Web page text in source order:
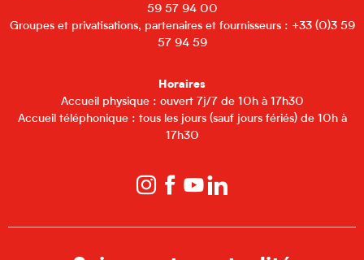
59 57 94 00
Groupes et privatisations, partenaires et fournisseurs : +33 (0)3 59
57 94 59
Horaires
Accueil physique : ouvert 7j/7 de 10h à 17h30
Accueil téléphonique : tous les jours (sauf jours fériés) de 10h à
17h30